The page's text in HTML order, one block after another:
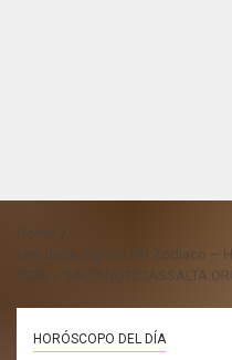
Los doce Signos del Zodiaco –
2026 –
HORÓSCOPO DEL DÍA